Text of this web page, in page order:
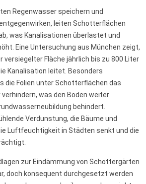
Regenwasser speichern und
leiten Schotterflächen
was Kanalisationen überlastet und
Eine Untersuchung aus München zeigt,
versiegelter Fläche jährlich bis zu 800 Liter
Kanalisation leitet. Besonders
die Folien unter Schotterflächen das
verhindern, was den Boden weiter
behindert.
Verdunstung, die Bäume und
Luftfeuchtigkeit in Städten senkt und die
zur Eindämmung von Schottergärten
doch konsequent durchgesetzt werden